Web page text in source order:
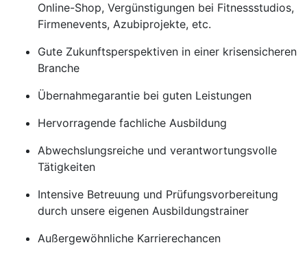
Online-Shop, Vergünstigungen bei Fitnessstudios,
Firmenevents, Azubiprojekte, etc.
Gute Zukunftsperspektiven in einer krisensicheren
Branche
Übernahmegarantie bei guten Leistungen
Hervorragende fachliche Ausbildung
Abwechslungsreiche und verantwortungsvolle
Tätigkeiten
Intensive Betreuung und Prüfungsvorbereitung
durch unsere eigenen Ausbildungstrainer
Außergewöhnliche Karrierechancen